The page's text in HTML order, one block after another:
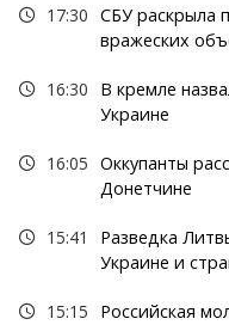
17:30 СБУ раскрыла
вражеских
16:30
В кремле
Украине
16:05 Оккупанты
Донетчине
15:41
Разведка
Украине и
15:15 Российская